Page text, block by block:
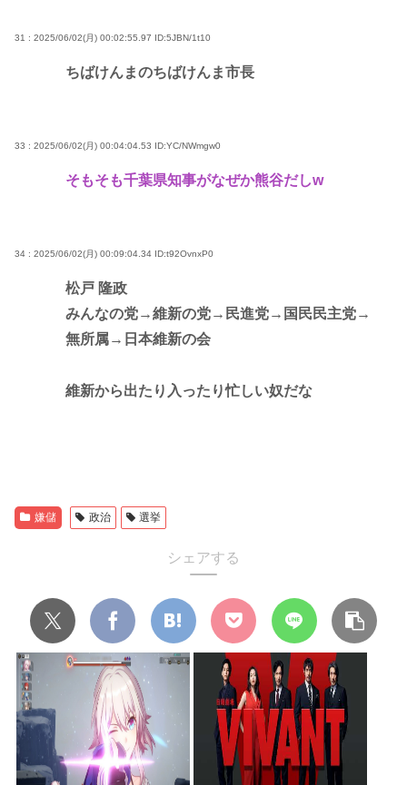
31 : 2025/06/02(月) 00:02:55.97 ID:5JBN/1t10
ちばけんまのちばけんま市長
33 : 2025/06/02(月) 00:04:04.53 ID:YC/NWmgw0
そもそも千葉県知事がなぜか熊谷だしw
34 : 2025/06/02(月) 00:09:04.34 ID:t92OvnxP0
松戸 隆政
みんなの党→維新の党→民進党→国民民主党→
無所属→日本維新の会
維新から出たり入ったり忙しい奴だな
嫌儲 政治 選挙
シェアする